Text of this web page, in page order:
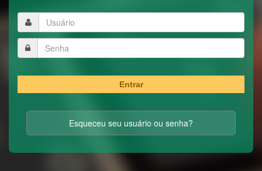
Entrar
Esqueceu seu usuário ou senha?